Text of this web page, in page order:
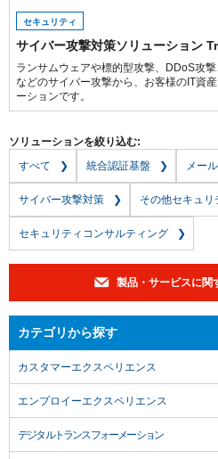
セキュリティ
サイバー攻撃対策ソリューション
ランサムウェアや標的型攻撃、DDoS攻
などのサイバー攻撃から、お客様のIT資
ーションです。
ソリューションを絞り込む:
すべて
統合認証基盤 メー
サイバー攻撃対策 その他セキュリ
セキュリティコンサルティング
製品・サービスに関
カテゴリから探す
カスタマーエクスペリエンス
エンプロイーエクスペリエンス
デジタルトランスフォーメーション